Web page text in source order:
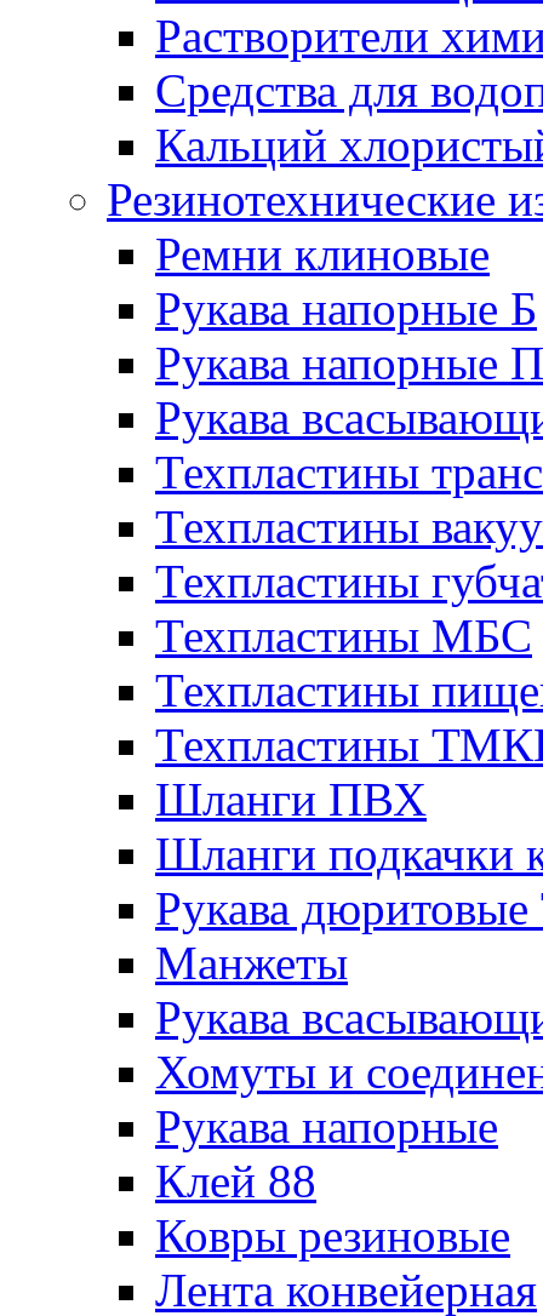
Растворители
Средства для
Кальций
Резинотехнические
Ремни клиновые
Рукава напорные Б
Рукава напорные П
Рукава
Техпластины
Техпластины
Техпластины
Техпластины МБС
Техпластины
Техпластины
Шланги ПВХ
Шланги подкачки
Рукава
Манжеты
Рукава
Хомуты и
Рукава напорные
Клей 88
Ковры резиновые
Лента конвейерная